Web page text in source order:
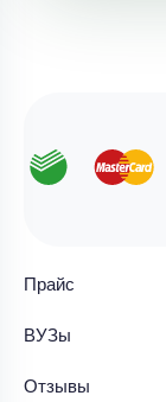
Прайс
ВУЗы
Отзывы